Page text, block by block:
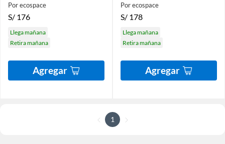
Por ecospace
S/ 176
Llega mañana
Retira mañana
Agregar
Por ecospace
S/ 178
Llega mañana
Retira mañana
Agregar
1